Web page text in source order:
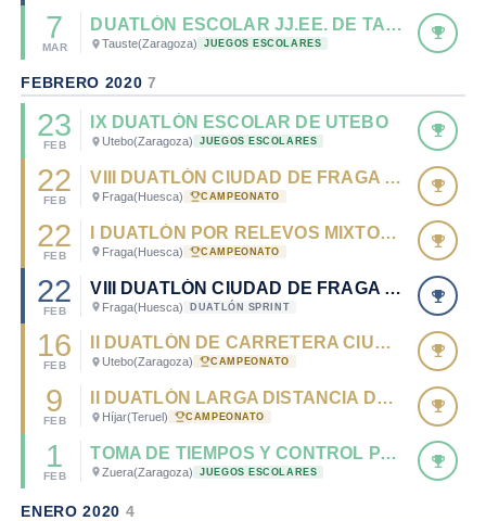
7
MAR
DUATLÓN ESCOLAR JJ.EE. DE TAUSTE
Tauste(Zaragoza) JUEGOS ESCOLARES
FEBRERO 20207
23
FEB
IX DUATLÓN ESCOLAR DE UTEBO
Utebo(Zaragoza) JUEGOS ESCOLARES
22
FEB
VIII DUATLÓN CIUDAD DE FRAGA - CTO. DE ARAGÓN DE DUATLÓN POR CLUBES 2020.
Fraga(Huesca) CAMPEONATO
22
FEB
I DUATLÓN POR RELEVOS MIXTOS CIUDAD DE FRAGA - CTO. DE ARAGÓN DE RELEVOS MIXTOS 2020.
Fraga(Huesca) CAMPEONATO
22
FEB
VIII DUATLÓN CIUDAD DE FRAGA - PRUEBA OPEN
Fraga(Huesca) DUATLÓN SPRINT
16
FEB
II DUATLÓN DE CARRETERA CIUDAD DE UTEBO - CTO. DE ARAGÓN DE DUATLÓN SPRINT 2020.
Utebo(Zaragoza) CAMPEONATO
9
FEB
II DUATLÓN LARGA DISTANCIA DE HÍJAR - CTO. DE ARAGÓN DE DUATLÓN MD 2020.
Híjar(Teruel) CAMPEONATO
1
FEB
TOMA DE TIEMPOS Y CONTROL PARA CATEGORÍA INFANTIL
Zuera(Zaragoza) JUEGOS ESCOLARES
ENERO 2020 4